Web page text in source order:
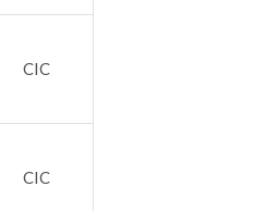
CIC
CIC